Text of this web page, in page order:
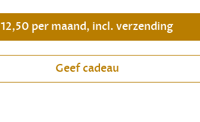
12,50 per maand, incl. verzending
Geef cadeau